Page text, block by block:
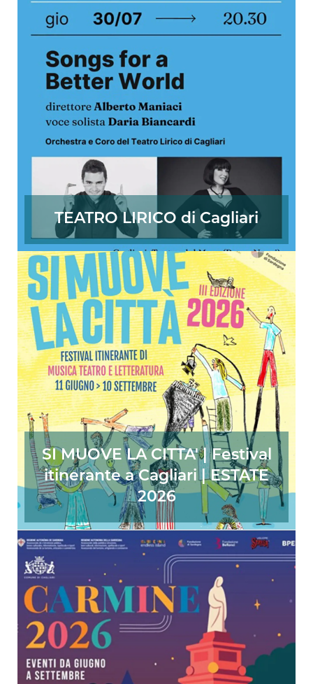
TEATRO LIRICO di Cagliari
SI MUOVE LA CITTA' | Festival
itinerante a Cagliari | ESTATE
2026